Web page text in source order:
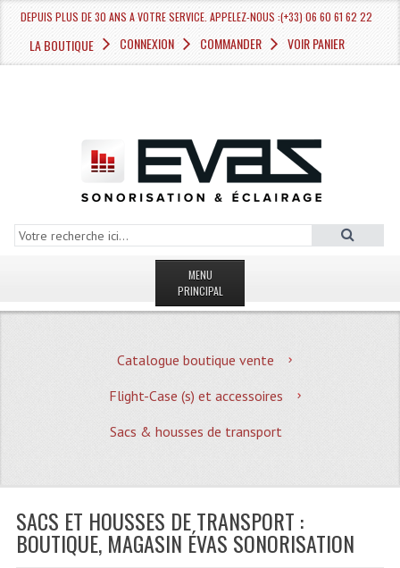
DEPUIS PLUS DE 30 ANS A VOTRE SERVICE. APPELEZ-NOUS :(+33) 06 60 61 62 22
LA BOUTIQUE CONNEXION COMMANDER VOIR PANIER
MENU
PRINCIPAL
MAGASIN
Quoi De Neuf?
Promotions
Location De Matériel
Le Matériel D´occasion
Catalogue boutique vente
Flight-Case (s) et accessoires
Sacs & housses de transport
SACS ET HOUSSES DE TRANSPORT :
BOUTIQUE, MAGASIN ÉVAS SONORISATION